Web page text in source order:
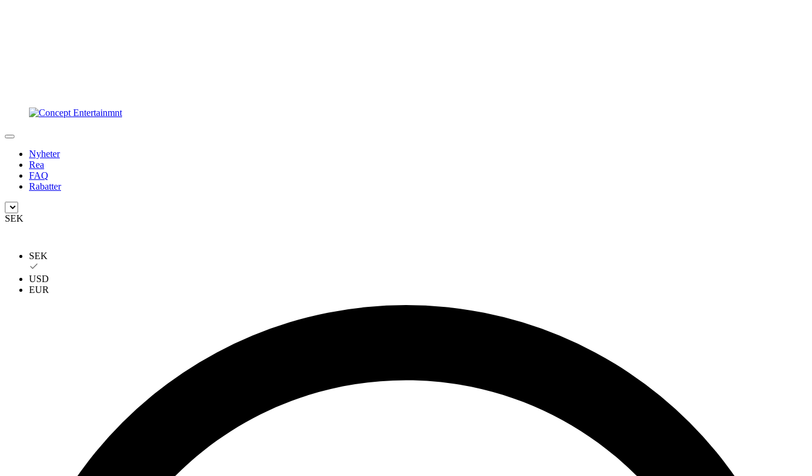
Nyheter
Rea
FAQ
Rabatter
SEK
SEK
USD
EUR